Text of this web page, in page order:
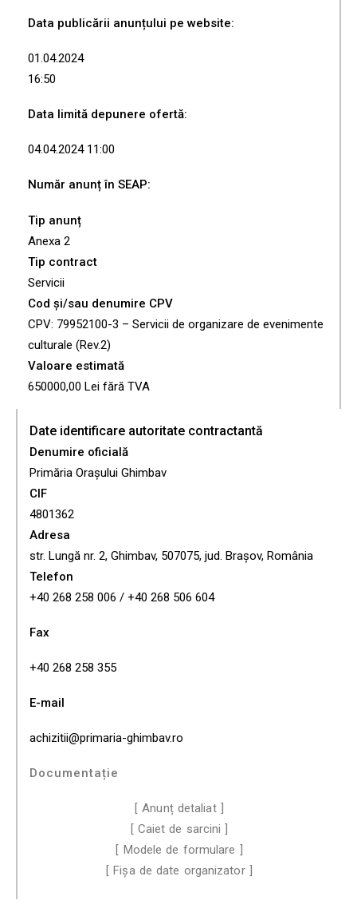
Data publicării anunțului pe website:
01.04.2024
16:50
Data limită depunere ofertă:
04.04.2024 11:00
Număr anunț în SEAP:
Tip anunț
Anexa 2
Tip contract
Servicii
Cod și/sau denumire CPV
CPV: 79952100-3 – Servicii de organizare de evenimente
culturale (Rev.2)
Valoare estimată
650000,00 Lei fără TVA
Date identificare autoritate contractantă
Denumire oficială
Primăria Orașului Ghimbav
CIF
4801362
Adresa
str. Lungă nr. 2, Ghimbav, 507075, jud. Brașov, România
Telefon
+40 268 258 006 / +40 268 506 604
Fax
+40 268 258 355
E-mail
achizitii@primaria-ghimbav.ro
Documentație
[ Anunț detaliat ]
[ Caiet de sarcini ]
[ Modele de formulare ]
[ Fișa de date organizator ]